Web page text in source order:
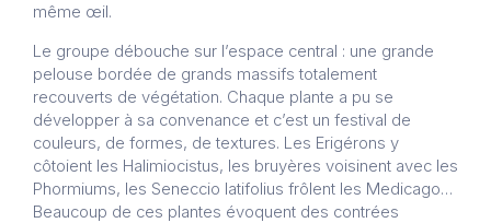
même œil.
Le groupe débouche sur l’espace central : une grande
pelouse bordée de grands massifs totalement
recouverts de végétation. Chaque plante a pu se
développer à sa convenance et c’est un festival de
couleurs, de formes, de textures. Les Erigérons y
côtoient les Halimiocistus, les bruyères voisinent avec les
Phormiums, les Seneccio latifolius frôlent les Medicago…
Beaucoup de ces plantes évoquent des contrées